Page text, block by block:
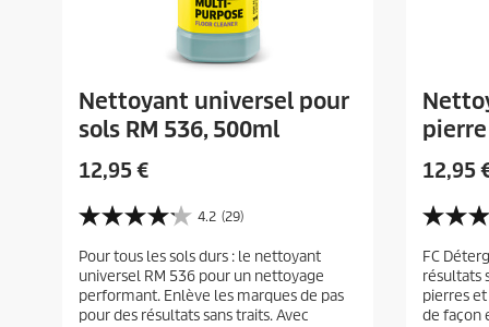
Nettoyant universel pour
sols RM 536, 500ml
P
i
a
c
t
12,95 €
4.2 (29)
4
2
s
u
r
Pour tous les sols durs : le nettoyant
universel RM 536 pour un nettoyage
performant. Enlève les marques de pas
pour des résultats sans traits. Avec
pierre
P
i
a
c
t
12,95
3
8
s
u
r
FC
résultats
pierres
de façon